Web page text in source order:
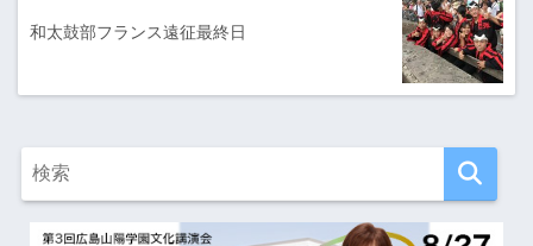
和太鼓部フランス遠征最終日